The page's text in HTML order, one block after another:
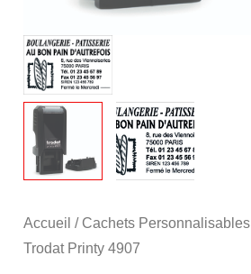
Accueil / Cachets Personnalisables
Trodat Printy 4907